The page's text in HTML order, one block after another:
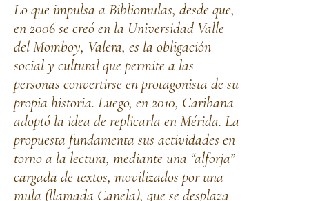
Lo que impulsa a Bibliomulas, desde que,
en 2006 se creó en la Universidad Valle
del Momboy, Valera, es la obligación
social y cultural que permite a las
personas convertirse en protagonista de su
propia historia. Luego, en 2010, Caribana
adoptó la idea de replicarla en Mérida. La
propuesta fundamenta sus actividades en
torno a la lectura, mediante una “alforja”
cargada de textos, movilizados por una
mula (llamada Canela), que se desplaza